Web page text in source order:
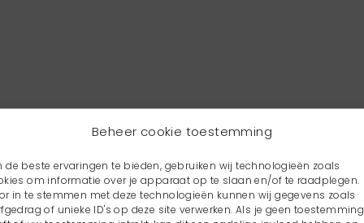
Beheer cookie toestemming
de beste ervaringen te bieden, gebruiken wij technologieën zoals
om informatie over je apparaat op te slaan en/of te raadplegen.
in te stemmen met deze technologieën kunnen wij gegevens zoals
of unieke ID's op deze site verwerken. Als je geen toestemming